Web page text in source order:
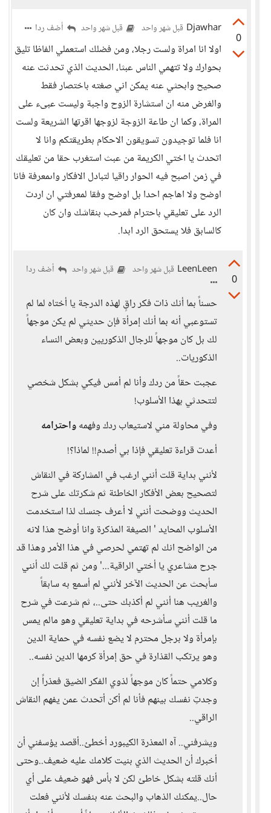
0
Djawhar قبل شهر واحد قبل شهر واحد أضف ردا
اولا انا امراة ولست رجلا، ومن فضلك استعملي الفاظا تليق
بحوارك ولا تتهمي الناس عبثا، الحديث الذي تحدثت عنه
صحيح وابحثي عنه يمكن اني صغته باختصار فقط
والغرض منه ان استشارة الزوح واجبة وليست عبىء على
المراة، وكما ان طاعة الزوجة لزوجها اقرتها الشريعة ولست
انا فلما توجيدون تسويقون الاحكام بطريقتكم وانا لا
اتحدث يا اختي الكريمة من عبث استغرب حقا من تعليقك
في زمن اصبح فيه الحوار راقيا لتبادل الافكار واىمعرفة فانا
اوضح ولا اهاجم احدا بل اوضح وفقا لمعرفتي ان اردت
الرد على تعليقي باحترام فمرحب بنقاشك وان كان
كالسابق فلا يستحق الرد ابدا.
0
LeenLeen قبل شهر واحد قبل شهر واحد أضف ردا
حسناً بما أنك ذات فكر راقٍ لهذه الدرجة يا أختاه لما لم
تستوعبي أنه بما أنك إمرأة فإن حديثي لم يكن موجهاً
لك بل كان موجهاً للرجال الذكوريين وبعض النساء
الذكوريات..
عجبت حقاً من ردك وأنا لم أمس فيكي بشكل شخصي
لتتحدثي بهذا الأسلوب!
وفي محاولة مني لاستيعاب ردك وفهمهواحترامه
أعدت قراءة تعليقي فإذا بي أصدم!! لماذا؟!
لأنني بداية قلت أنني ارغب في المشاركة في النقاش
لتصحيح بعض الأفكار الخاطئة ثم شكرتك على شرح
الحديث ووضحت أنني لا أعرف جنسك لذا استخدمت
الأسلوب المحايد ' الصيغة المذكرة وانا أوضح هذا لانه
من الواضح انك لم تهتمي لحرصي في هذا الأمر وهذا قد
جرح مشاعري يا أختي الراقية...' ومن ثم قلت لك أنني
سأبحث عن الحديث الآخر لأنني لم أسمع به سابقاً
والغريب هنا أنني لم أكذبك حتى..، ثم شرعت في شرح
ما قلت أنني سأشرحه في بداية تعليقي وهو مالم يمس
بإمرأة ولا برجل محترم لا يضع نفسه في حماية الدين
وهو يرتكب القذارة في حق إمرأة كرمها الدين نفسه..
وكلامي حتماً كان موجهاً لذوي الفكر الضيق فعذراً إن
وجدتِ نفسك بينهم فأنا لم أكن أتحدث عمن يفهم النقاش
الراقي..
ويشرفني.. آه المعذرة الكيبورد أخطئ..أقصد يؤسفني أن
أخبرك أن الحديث الذي بنيت كلامك عليه ضعيف..وحتى
أنك قلته بشكل خاطئ لكن لا بأس فهو ضعيف على أي
حال..يمكنك الذهاب والبحث عنه بنفسك لأنني فعلت